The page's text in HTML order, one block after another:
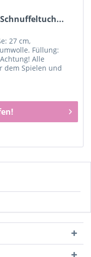
27 cm,
Füllung:
Alle
dem Spielen und